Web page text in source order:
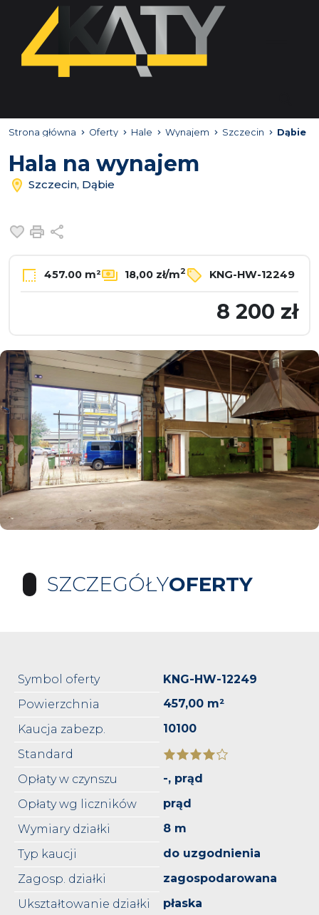
Strona główna Oferty Hale Wynajem Szczecin Dąbie
Hala na wynajem
Szczecin, Dąbie
Dodaj do ulubionych
Drukuj
457.00 m² 18,00 zł/m2 KNG-HW-12249
8 200 zł
SZCZEGÓŁYOFERTY
Symbol oferty
KNG-HW-12249
Powierzchnia
457,00 m²
Kaucja zabezp.
10100
Standard
Opłaty w czynszu
-, prąd
Opłaty wg liczników
prąd
Wymiary działki
8 m
Typ kaucji
do uzgodnienia
Zagosp. działki
zagospodarowana
Ukształtowanie działki
płaska